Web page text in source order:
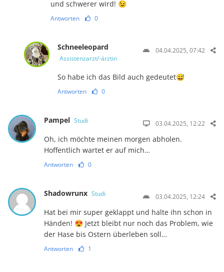
und schwerer wird! 😉
Antworten 0
Schneeleopard
Assistenzarzt/-ärztin
04.04.2025, 07:42
So habe ich das Bild auch gedeutet😅
Antworten 0
Pampel Studi 03.04.2025, 12:22
Oh, ich möchte meinen morgen abholen.
Hoffentlich wartet er auf mich…
Antworten 0
Shadowrunx Studi 03.04.2025, 12:24
Hat bei mir super geklappt und halte ihn schon in
Händen! 😍 Jetzt bleibt nur noch das Problem, wie
der Hase bis Ostern überleben soll…
Antworten 1